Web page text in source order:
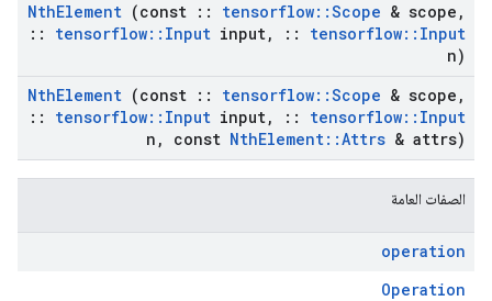
NthElement (const :: tensorflow::Scope & scope ,
::
tensorflow:: Input input, :: tensorflow:: Input
n)
NthElement (const :: tensorflow::Scope & scope ,
::
tensorflow:: Input input, :: tensorflow:: Input
n , const NthElement::Attrs & attrs)
الصفات العامة
operation
Operation